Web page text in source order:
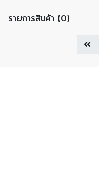
รายการสินค้า (0)